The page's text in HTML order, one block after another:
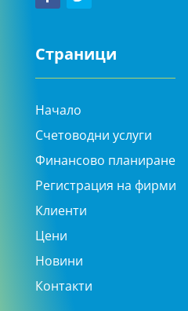
Страници
Начало
Счетоводни услуги
Финансово планиране
Регистрация на фирми
Клиенти
Цени
Новини
Контакти